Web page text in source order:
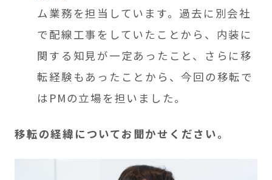
ム業務を担当しています。過去に別会社
で配線工事をしていたことから、内装に
関する知見が一定あったこと、さらに移
転経験もあったことから、今回の移転で
はPMの立場を担いました。
移転の経緯についてお聞かせください。